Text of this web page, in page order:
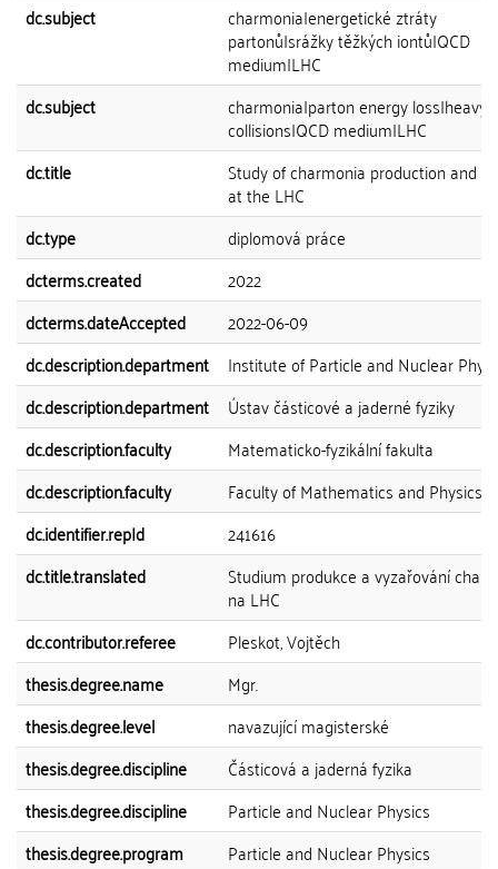
dc.subject
charmonia|energetické ztráty
partonů|srážky těžkých iontů|QCD
medium|LHC
dc.subject
charmonia|parton energy loss|heavy-
collisions|QCD medium|LHC
dc.title
Study of charmonia production and
at the LHC
dc.type
diplomová práce
dcterms.created
2022
dcterms.dateAccepted
2022-06-09
dc.description.department
Institute of Particle and Nuclear
dc.description.department
Ústav částicové a jaderné fyziky
dc.description.faculty
Matematicko-fyzikální fakulta
dc.description.faculty
Faculty of Mathematics and Physics
dc.identifier.repId
241616
dc.title.translated
Studium produkce a vyzařování
na LHC
dc.contributor.referee
Pleskot, Vojtěch
thesis.degree.name
Mgr.
thesis.degree.level
navazující magisterské
thesis.degree.discipline
Částicová a jaderná fyzika
thesis.degree.discipline
Particle and Nuclear Physics
thesis.degree.program
Particle and Nuclear Physics